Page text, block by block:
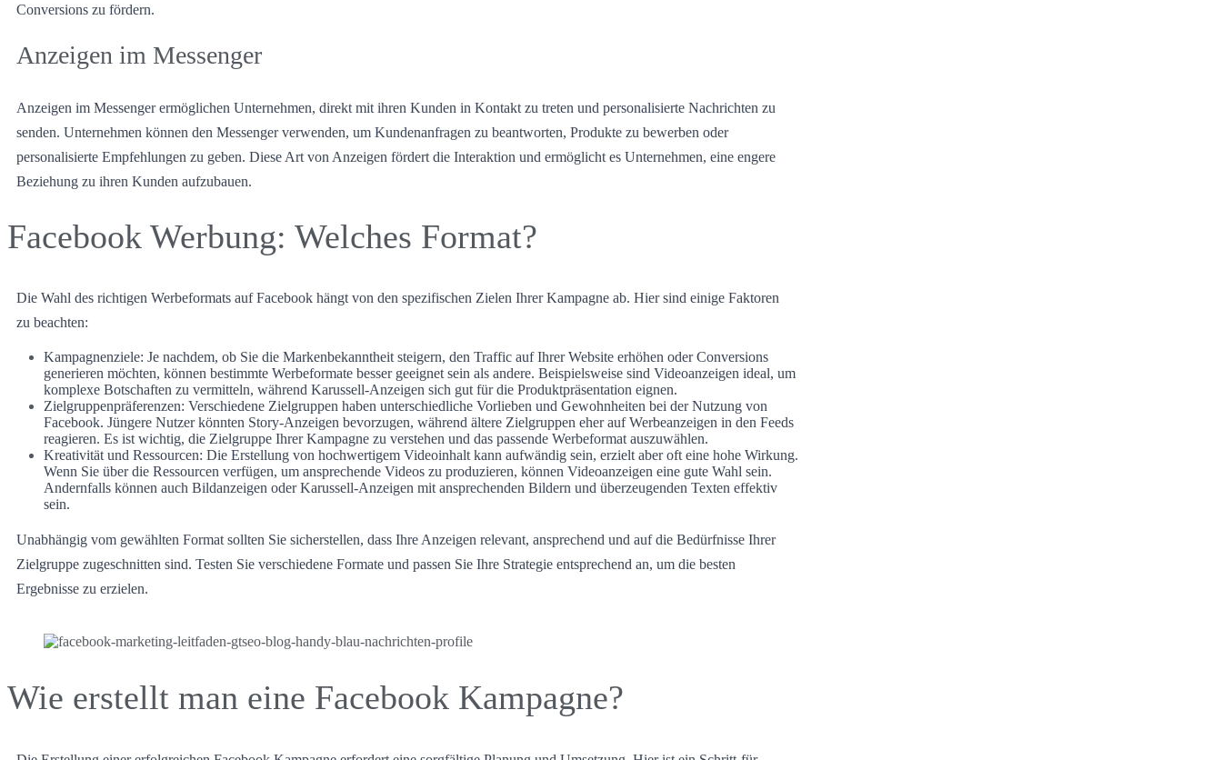
Conversions zu fördern.
Anzeigen im Messenger
Anzeigen im Messenger ermöglichen Unternehmen, direkt mit ihren Kunden in Kontakt zu treten und personalisierte Nachrichten zu
senden. Unternehmen können den Messenger verwenden, um Kundenanfragen zu beantworten, Produkte zu bewerben oder
personalisierte Empfehlungen zu geben. Diese Art von Anzeigen fördert die Interaktion und ermöglicht es Unternehmen, eine engere
Beziehung zu ihren Kunden aufzubauen.
Facebook Werbung: Welches Format?
Die Wahl des richtigen Werbeformats auf Facebook hängt von den spezifischen Zielen Ihrer Kampagne ab. Hier sind einige Faktoren
zu beachten:
Kampagnenziele: Je nachdem, ob Sie die Markenbekanntheit steigern, den Traffic auf Ihrer Website erhöhen oder Conversions
generieren möchten, können bestimmte Werbeformate besser geeignet sein als andere. Beispielsweise sind Videoanzeigen ideal, um
komplexe Botschaften zu vermitteln, während Karussell-Anzeigen sich gut für die Produktpräsentation eignen.
Zielgruppenpräferenzen: Verschiedene Zielgruppen haben unterschiedliche Vorlieben und Gewohnheiten bei der Nutzung von
Facebook. Jüngere Nutzer könnten Story-Anzeigen bevorzugen, während ältere Zielgruppen eher auf Werbeanzeigen in den Feeds
reagieren. Es ist wichtig, die Zielgruppe Ihrer Kampagne zu verstehen und das passende Werbeformat auszuwählen.
Kreativität und Ressourcen: Die Erstellung von hochwertigem Videoinhalt kann aufwändig sein, erzielt aber oft eine hohe Wirkung.
Wenn Sie über die Ressourcen verfügen, um ansprechende Videos zu produzieren, können Videoanzeigen eine gute Wahl sein.
Andernfalls können auch Bildanzeigen oder Karussell-Anzeigen mit ansprechenden Bildern und überzeugenden Texten effektiv
sein.
Unabhängig vom gewählten Format sollten Sie sicherstellen, dass Ihre Anzeigen relevant, ansprechend und auf die Bedürfnisse Ihrer
Zielgruppe zugeschnitten sind. Testen Sie verschiedene Formate und passen Sie Ihre Strategie entsprechend an, um die besten
Ergebnisse zu erzielen.
Wie erstellt man eine Facebook Kampagne?